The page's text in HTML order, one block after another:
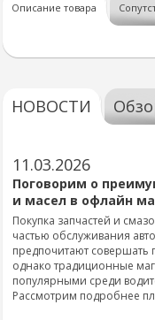
Описание товара
НОВОСТИ
11.03.2026
Поговорим о
и масел в офлайн
Покупка запчастей и
частью обслуживания
предпочитают
однако традиционные
популярными среди
Рассмотрим подробнее